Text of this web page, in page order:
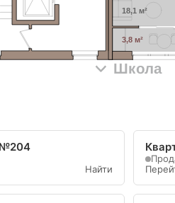
18,1 м²
3,8 м²
Школа
№204
Найти